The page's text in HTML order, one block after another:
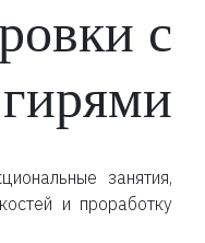
с
гирями
занятия,
и проработку